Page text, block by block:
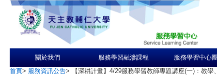
關於我們 服務學習融滲課程 服務學習中心
首頁> 服務資訊公告> 【深耕計畫】4/29服務學習教師專題講座(一)：教